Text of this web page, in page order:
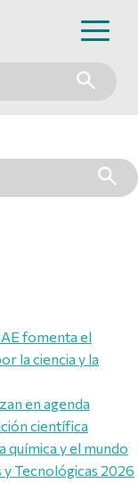
fomenta el
la ciencia y la
en agenda
científica
química y el mundo
y Tecnológicas 2026